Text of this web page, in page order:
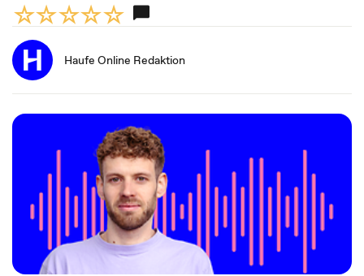
Haufe Online Redaktion